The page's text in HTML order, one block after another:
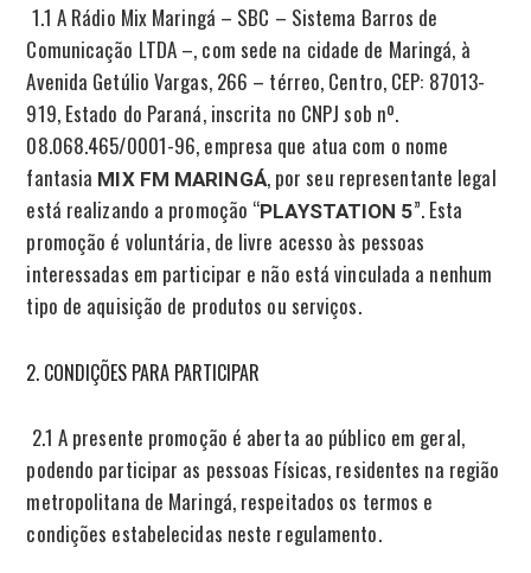
1.1 A Rádio Mix Maringá – SBC – Sistema Barros de
Comunicação LTDA –, com sede na cidade de Maringá, à
Avenida Getúlio Vargas, 266 – térreo, Centro, CEP: 87013-
919, Estado do Paraná, inscrita no CNPJ sob nº.
08.068.465/0001-96, empresa que atua com o nome
fantasia MIX FM MARINGÁ, por seu representante legal
está realizando a promoção “PLAYSTATION 5”. Esta
promoção é voluntária, de livre acesso às pessoas
interessadas em participar e não está vinculada a nenhum
tipo de aquisição de produtos ou serviços.
CONDIÇÕES PARA PARTICIPAR
2.1 A presente promoção é aberta ao público em geral,
podendo participar as pessoas Físicas, residentes na região
metropolitana de Maringá, respeitados os termos e
condições estabelecidas neste regulamento.